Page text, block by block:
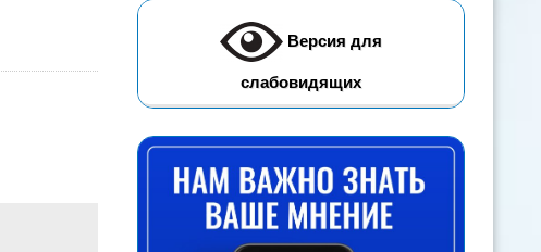
Версия для
слабовидящих